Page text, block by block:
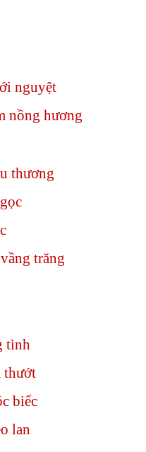
nguyệt
nồng hương
thương
trăng
tình
thướt
biếc
lan